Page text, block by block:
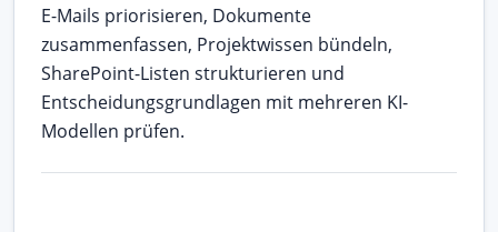
E-Mails priorisieren, Dokumente
zusammenfassen, Projektwissen bündeln,
SharePoint-Listen strukturieren und
Entscheidungsgrundlagen mit mehreren KI-
Modellen prüfen.